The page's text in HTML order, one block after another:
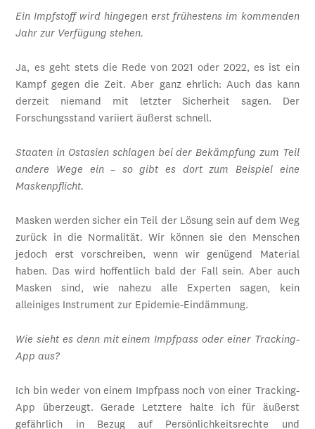
Ein Impfstoff wird hingegen erst frühestens im kommenden
Jahr zur Verfügung stehen.
Ja, es geht stets die Rede von 2021 oder 2022, es ist ein
Kampf gegen die Zeit. Aber ganz ehrlich: Auch das kann
derzeit niemand mit letzter Sicherheit sagen. Der
Forschungsstand variiert äußerst schnell.
Staaten in Ostasien schlagen bei der Bekämpfung zum Teil
andere Wege ein – so gibt es dort zum Beispiel eine
Maskenpflicht.
Masken werden sicher ein Teil der Lösung sein auf dem Weg
zurück in die Normalität. Wir können sie den Menschen
jedoch erst vorschreiben, wenn wir genügend Material
haben. Das wird hoffentlich bald der Fall sein. Aber auch
Masken sind, wie nahezu alle Experten sagen, kein
alleiniges Instrument zur Epidemie-Eindämmung.
Wie sieht es denn mit einem Impfpass oder einer Tracking-
App aus?
Ich bin weder von einem Impfpass noch von einer Tracking-
App überzeugt. Gerade Letztere halte ich für äußerst
gefährlich in Bezug auf Persönlichkeitsrechte und